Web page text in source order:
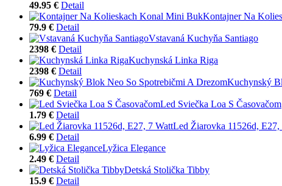
49.95 € Detail
Kontajner Na
79.9 € Detail
Vstavaná Kuchyňa Santiago
2398 € Detail
Kuchynská Linka Riga
2398 € Detail
Kuchynský
769 € Detail
Led Sviečka Loa S Časovačom
1.79 € Detail
Led Žiarovka 11526d, E27,
6.99 € Detail
Lyžica Elegance
2.49 € Detail
Detská Stolička Tibby
15.9 € Detail